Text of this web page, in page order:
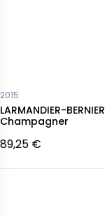
2015
LARMANDIER-
Champagner
89,25 €